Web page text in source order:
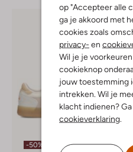
op "Accepteer alle
ga je akkoord met
cookies zoals
privacy- en
Wil je je
cookieknop
jouw toestemming
intrekken. Wil je
klacht indienen?
cookieverklaring.
-50%